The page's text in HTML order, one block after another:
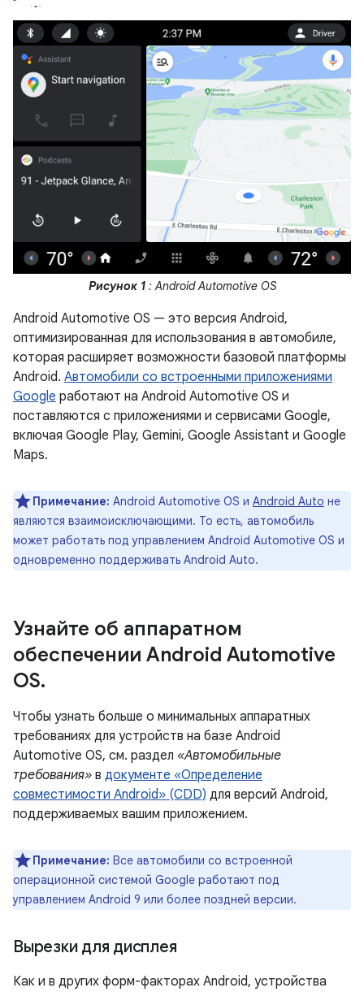
Рисунок 1: Android Automotive OS
Android Automotive OS — это версия Android,
оптимизированная для использования в автомобиле,
которая расширяет возможности базовой платформы
Android. Автомобили со встроенными приложениями
Google работают на Android Automotive OS и
поставляются с приложениями и сервисами Google,
включая Google Play, Gemini, Google Assistant и Google
Maps.
Примечание: Android Automotive OS и Android Auto не
являются взаимоисключающими. То есть, автомобиль
может работать под управлением Android Automotive OS и
одновременно поддерживать Android Auto.
Узнайте об аппаратном
обеспечении Android Automotive
OS.
Чтобы узнать больше о минимальных аппаратных
требованиях для устройств на базе Android
Automotive OS, см. раздел «Автомобильные
требования» в документе «Определение
совместимости Android» (CDD) для версий Android,
поддерживаемых вашим приложением.
Примечание: Все автомобили со встроенной
операционной системой Google работают под
управлением Android 9 или более поздней версии.
Вырезки для дисплея
Как и в других форм-факторах Android, устройства